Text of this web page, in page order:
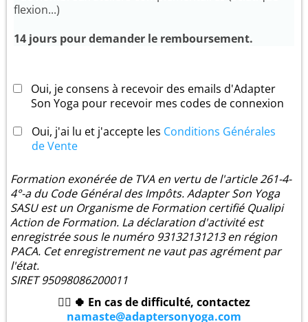
flexion...)
14 jours pour demander le remboursement.
Oui, je consens à recevoir des emails d'Adapter
Son Yoga pour recevoir mes codes de connexion
Oui, j'ai lu et j'accepte les Conditions Générales
de Vente
Formation exonérée de TVA en vertu de l'article 261-4-
4°-a du Code Général des Impôts. Adapter Son Yoga
SASU est un Organisme de Formation certifié Qualipi
Action de Formation. La déclaration d'activité est
enregistrée sous le numéro 93132131213 en région
PACA. Cet enregistrement ne vaut pas agrément par
l'état.
SIRET 95098086200011
🙋‍♀️ 🍀 En cas de difficulté, contactez
namaste@adaptersonyoga.com